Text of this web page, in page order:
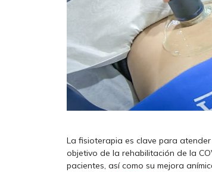
La fisioterapia es clave para
objetivo de la rehabilitación de la
pacientes, así como su mejora